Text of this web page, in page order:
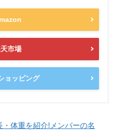
市場
ョッピング
体重を紹介!メンバーの名